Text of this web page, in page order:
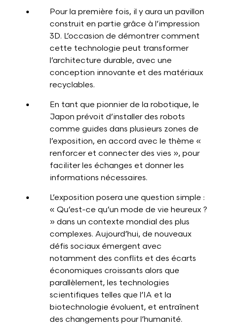
Pour la première fois, il y aura un pavillon
construit en partie grâce à l’impression
3D. L’occasion de démontrer comment
cette technologie peut transformer
l’architecture durable, avec une
conception innovante et des matériaux
recyclables.
En tant que pionnier de la robotique, le
Japon prévoit d’installer des robots
comme guides dans plusieurs zones de
l’exposition, en accord avec le thème «
renforcer et connecter des vies », pour
faciliter les échanges et donner les
informations nécessaires.
L’exposition posera une question simple :
« Qu’est-ce qu’un mode de vie heureux ?
» dans un contexte mondial des plus
complexes. Aujourd’hui, de nouveaux
défis sociaux émergent avec
notamment des conflits et des écarts
économiques croissants alors que
parallèlement, les technologies
scientifiques telles que l’IA et la
biotechnologie évoluent, et entraînent
des changements pour l’humanité.